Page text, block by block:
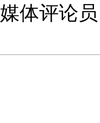
媒体评论员